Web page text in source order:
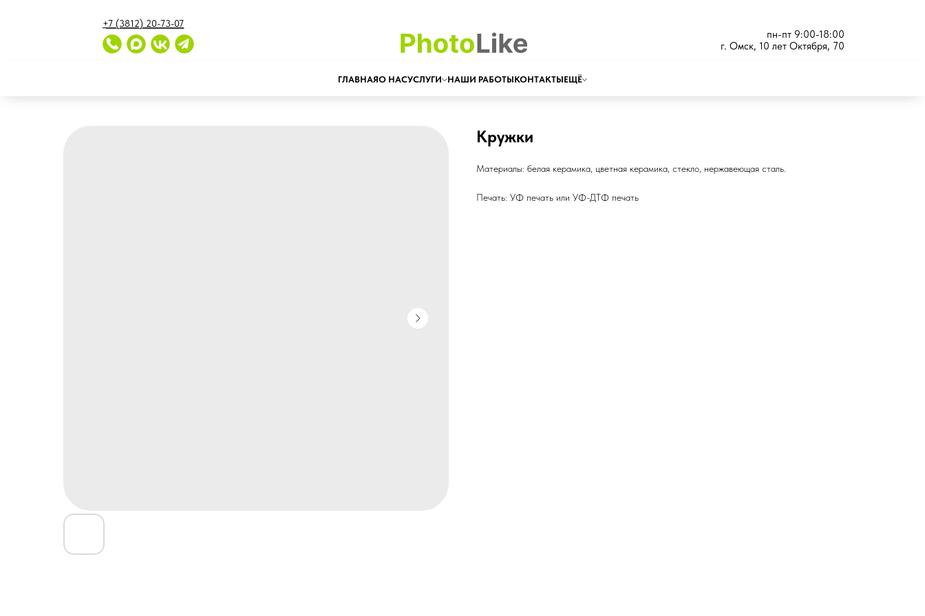
пн-пт 9:00-18:00
г. Омск, 10 лет Октября, 70
+7 (3812) 20-73-07
ГЛАВНАЯО НАСУСЛУГИ НАШИ РАБОТЫКОНТАКТЫЕЩЁ
Кружки
Материалы: белая керамика, цветная керамика, стекло, нержавеющая сталь.
Печать: УФ печать или УФ-ДТФ печать